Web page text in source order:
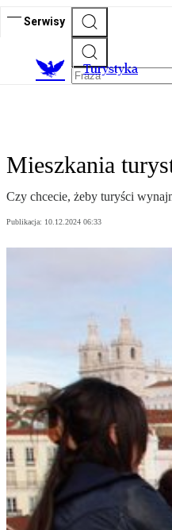
Serwisy
Turystyka
Mieszkania
Czy chcecie, żeby turyści
Publikacja: 10.12.2024 06:33